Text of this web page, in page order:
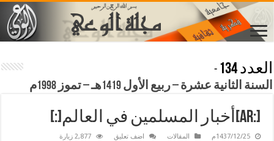
العدد 134
-
السنة الثانية عشرة – ربيع الأول 1419هـ – تموز 1998م
[:ar]أخبار المسلمين في العالم[:]
1437/12/25م المقالات اضف تعليق 2,877 زيارة